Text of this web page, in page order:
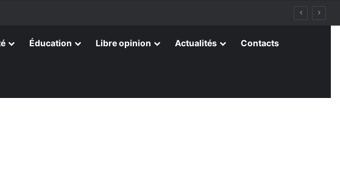
Éducation Libre opinion Actualités Contacts